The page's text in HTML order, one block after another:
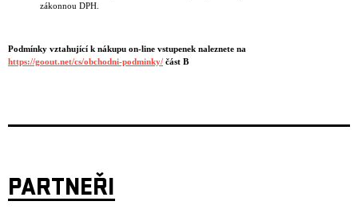
zákonnou DPH.
Podmínky vztahující k nákupu on-line vstupenek naleznete na
https://goout.net/cs/obchodni-podminky/ část B
PARTNEŘI